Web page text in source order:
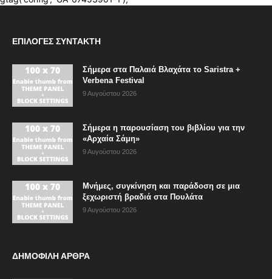
ΕΠΙΛΟΓΈΣ ΣΥΝΤΆΚΤΗ
Σήμερα στα Παλαιά Βλαχάτα το Saristra +
Verbena Festival
9 Αυγούστου 2026
Σήμερα η παρουσίαση του βιβλίου για την
«Αρχαία Σάμη»
9 Αυγούστου 2026
Μνήμες, συγκίνηση και παράδοση σε μια
ξεχωριστή βραδιά στα Πουλάτα
9 Αυγούστου 2026
ΔΗΜΟΦΙΛΗ ΑΡΘΡΑ